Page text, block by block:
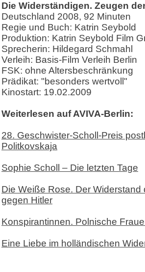
Die Widerständigen. Zeugen
Deutschland 2008, 92 Minuten
Regie und Buch: Katrin Seybold
Produktion: Katrin Seybold Film
Sprecherin: Hildegard Schmahl
Verleih: Basis-Film Verleih Berlin
FSK: ohne Altersbeschränkung
Prädikat: "besonders wertvoll"
Kinostart: 19.02.2009
Weiterlesen auf AVIVA-Berlin:
28. Geschwister-Scholl-Preis
Politkovskaja
Sophie Scholl – Die letzten Tage
Die Weiße Rose. Der Widerstand
gegen Hitler
Konspirantinnen. Polnische
Eine Liebe im holländischen